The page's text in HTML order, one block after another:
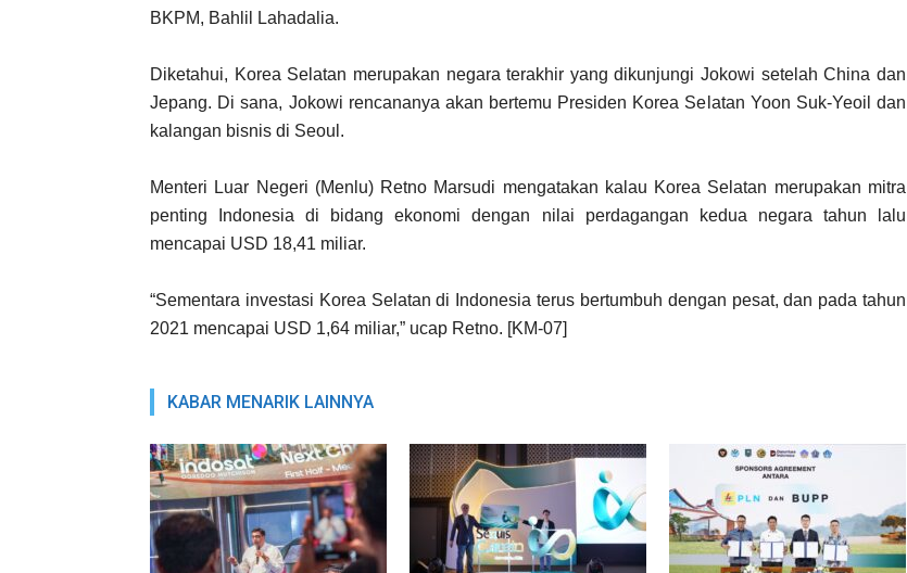
BKPM, Bahlil Lahadalia.
Diketahui, Korea Selatan merupakan negara terakhir yang dikunjungi Jokowi setelah China dan
Jepang. Di sana, Jokowi rencananya akan bertemu Presiden Korea Selatan Yoon Suk-Yeoil dan
kalangan bisnis di Seoul.
Menteri Luar Negeri (Menlu) Retno Marsudi mengatakan kalau Korea Selatan merupakan mitra
penting Indonesia di bidang ekonomi dengan nilai perdagangan kedua negara tahun lalu
mencapai USD 18,41 miliar.
“Sementara investasi Korea Selatan di Indonesia terus bertumbuh dengan pesat, dan pada tahun
2021 mencapai USD 1,64 miliar,” ucap Retno. [KM-07]
KABAR MENARIK LAINNYA